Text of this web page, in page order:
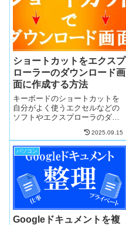
時短ですので一緒にやりまし
ショートカットをエクスプ
ローラーのダウンロード画
面に作成する方法
キーボードのショートカットを
自分がよく使うエクセルなどの
ソフトやエクスプローラのダウ
のをご存じですか？今日は画像
作業に超絶便利なダウンロード
画面にショートカットキーの設
定です。簡単ですので、一緒に
やりましょ！
2025.09.15
パソコン
Googleドキュメントを複